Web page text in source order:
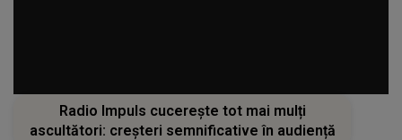
Radio Impuls cucerește tot mai mulți
ascultători: creșteri semnificative în audiență